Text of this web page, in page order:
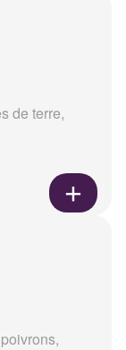
de terre,